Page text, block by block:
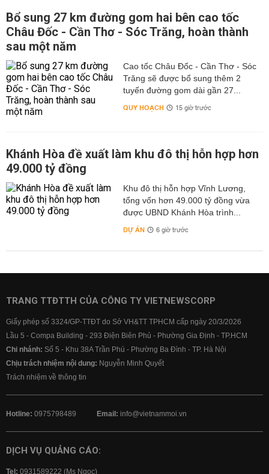
Bổ sung 27 km đường gom hai bên cao tốc
Châu Đốc - Cần Thơ - Sóc Trăng, hoàn thành
sau một năm
Cao tốc Châu Đốc - Cần Thơ - Sóc
Trăng sẽ được bổ sung thêm 2
tuyến đường gom dài gần 27...
QUY HOẠCH 15 giờ trước
Khánh Hòa đề xuất làm khu đô thị hỗn hợp hơn
49.000 tỷ đồng
Khu đô thị hỗn hợp Vĩnh Lương,
tổng vốn hơn 49.000 tỷ đồng vừa
được UBND Khánh Hòa trình...
DỰ ÁN 6 giờ trước
TRANG TTĐTTH CỦA CÔNG TY VIETNEWSCORP
Giấy phép số 3324/GP-TTĐT do Sở VH&TT TPHCM cấp ngày 20/3/2026
Lầu 5 - Compa Building - 293 Điện Biên Phủ - Phường Gia Định - TP.HCM
Chi nhánh: Số 5 - Khu 38A Trần Phú - Phường Ba Đình - TP. Hà Nội
Chịu trách nhiệm nội dung: Nguyễn Minh Quyết
Trách nhiệm về thông tin
Hotline: 0975798489 Email: info@vietnammoi.vn
DỊCH VỤ QUẢNG CÁO:
Tel: 0931589222 (Ms Ngọc)